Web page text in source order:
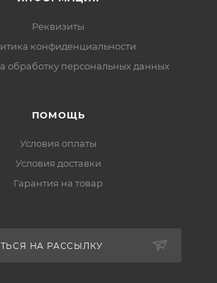
Реквизиты
конфиденциальности
обработку персональных данных
ПОМОЩЬ
Условия оплаты
Условия доставки
Гарантия на товар
НА РАССЫЛКУ